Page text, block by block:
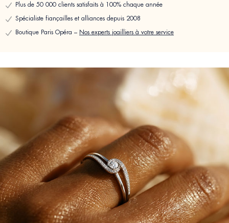
Plus de 50 000 clients satisfaits à 100% chaque année
Spécialiste fiançailles et alliances depuis 2008
Boutique Paris Opéra – Nos experts joailliers à votre service